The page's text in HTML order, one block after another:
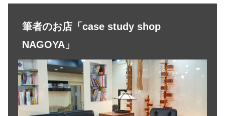
筆者のお店「case study shop
NAGOYA」